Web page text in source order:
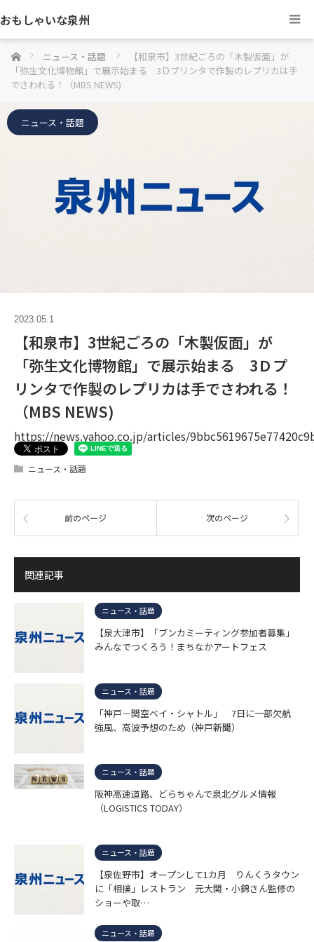
おもしゃいな泉州
ホーム ニュース・話題
【和泉市】3世紀ごろの「木製仮面」が
「弥生文化博物館」で展示始まる 3Ｄプリンタで作製のレプリカは手
でさわれる！（MBS NEWS)
ニュース・話題
2023.05.1
【和泉市】3世紀ごろの「木製仮面」が
「弥生文化博物館」で展示始まる 3Ｄプ
リンタで作製のレプリカは手でさわれる！
（MBS NEWS)
https://news.yahoo.co.jp/articles/
ニュース・話題
前のページ 次のページ
関連記事
ニュース・話題
【泉大津市】「ブンカミーティング参加者募集」
みんなでつくろう！まちなかアートフェス
ニュース・話題
「神戸－関空ベイ・シャトル」 7日に一部欠航
強風、高波予想のため（神戸新聞）
ニュース・話題
阪神高速道路、どらちゃんで泉北グルメ情報
（LOGISTICS TODAY）
ニュース・話題
【泉佐野市】オープンして1カ月 りんくうタウン
に「相撲」レストラン 元大関・小錦さん監修の
ショーや取…
ニュース・話題